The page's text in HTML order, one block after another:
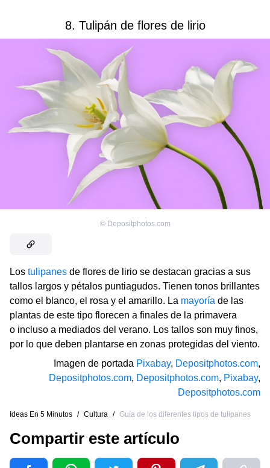
8. Tulipán de flores de lirio
© Depositphotos.com
Los tulipanes de flores de lirio se destacan gracias a sus
tallos largos y pétalos puntiagudos. Tienen tonos brillantes
como el blanco, el rosa y el amarillo. La mayoría de las
plantas de este tipo florecen a finales de la primavera
o incluso a mediados del verano. Los tallos son muy finos,
por lo que deben plantarse en zonas protegidas del viento.
Imagen de portada Pixabay, Depositphotos.com,
Depositphotos.com, Depositphotos.com, Pixabay,
Depositphotos.com
Ideas En 5 Minutos / Cultura / Guía de los diferentes tipos de tulipanes
Compartir este artículo